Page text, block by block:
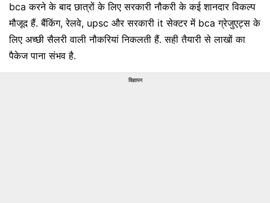
bca करने के बाद छात्रों के लिए सरकारी नौकरी के कई शानदार विकल्प
मौजूद हैं. बैंकिंग, रेलवे, upsc और सरकारी it सेक्टर में bca ग्रेजुएट्स के
लिए अच्छी सैलरी वाली नौकरियां निकलती हैं. सही तैयारी से लाखों का
पैकेज पाना संभव है.
विज्ञापन